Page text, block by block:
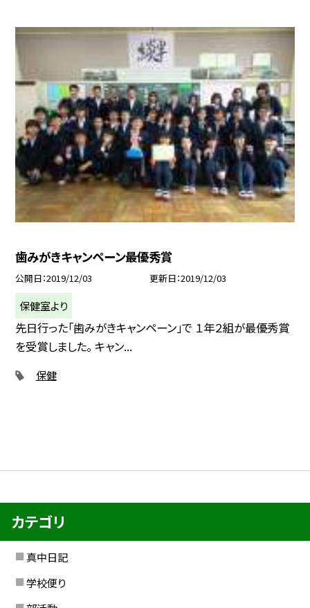
歯みがきキャンペーン最優秀賞
公開日 2019/12/03 更新日 2019/12/03
保健室より
先日行った「歯みがきキャンペーン」で １年２組が最優秀賞
を受賞しました。 キャン...
保健
カテゴリ
真中日記
学校便り